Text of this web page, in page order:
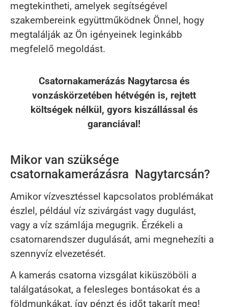
megtekintheti, amelyek segítségével
szakembereink együttműködnek Önnel, hogy
megtalálják az Ön igényeinek leginkább
megfelelő megoldást.
Csatornakamerázás Nagytarcsa és
vonzáskörzetében hétvégén is, rejtett
költségek nélkül, gyors kiszállással és
garanciával!
Mikor van szüksége
csatornakamerázásra Nagytarcsán?
Amikor vízvesztéssel kapcsolatos problémákat
észlel, például víz szivárgást vagy dugulást,
vagy a víz számlája megugrik. Érzékeli a
csatornarendszer dugulását, ami megnehezíti a
szennyvíz elvezetését.
A kamerás csatorna vizsgálat kiküszöböli a
találgatásokat, a felesleges bontásokat és a
földmunkákat, így pénzt és időt takarít meg!